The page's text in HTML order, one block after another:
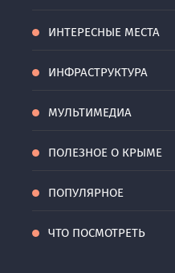
ИНТЕРЕСНЫЕ МЕСТА
ИНФРАСТРУКТУРА
МУЛЬТИМЕДИА
ПОЛЕЗНОЕ О КРЫМЕ
ПОПУЛЯРНОЕ
ЧТО ПОСМОТРЕТЬ